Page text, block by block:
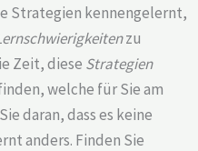
Strategien kennengelernt,
zu
Zeit, diese Strategien
welche für Sie am
daran, dass es keine
anders. Finden Sie